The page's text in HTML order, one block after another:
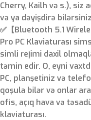
Cherry, Kailh və s.), siz
və ya dəyişdirə
✅【Bluetooth 5.1
Pro PC Klaviaturası
simli rejimi daxil
təmin edir. O, eyni
PC, planşetiniz və
qoşula bilər və onlar
ofis, açıq hava və
klaviaturası.